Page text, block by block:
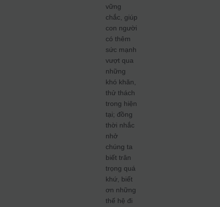
vững
chắc, giúp
con người
có thêm
sức mạnh
vượt qua
những
khó khăn,
thử thách
trong hiện
tại; đồng
thời nhắc
nhở
chúng ta
biết trân
trọng quá
khứ, biết
ơn những
thế hệ đi